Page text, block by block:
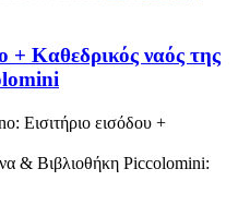
Καθεδρικός ναός της
Εισιτήριο εισόδου +
& Βιβλιοθήκη Piccolomini: